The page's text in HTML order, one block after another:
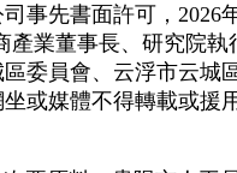
事先書面許可，
業董事長、研究院
委員會、云浮市云城
或媒體不得轉載或